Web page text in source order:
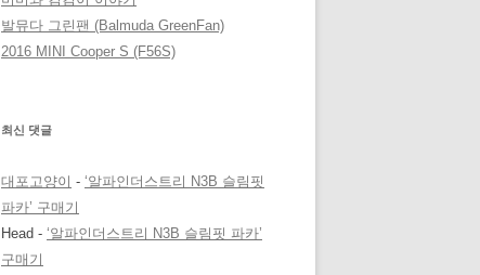
발뮤다 그린팬 (Balmuda GreenFan)
2016 MINI Cooper S (F56S)
최신 댓글
대포고양이 - ‘알파인더스트리 N3B 슬림핏
파카’ 구매기
Head - ‘알파인더스트리 N3B 슬림핏 파카’
구매기